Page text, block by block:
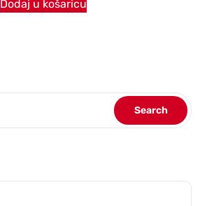
Dodaj u košaricu